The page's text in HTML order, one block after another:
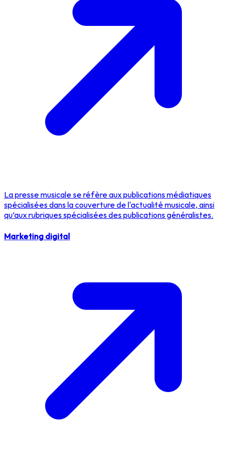
La presse musicale se réfère aux publications médiatiques
spécialisées dans la couverture de l'actualité musicale, ainsi
qu’aux rubriques spécialisées des publications généralistes.
Marketing digital